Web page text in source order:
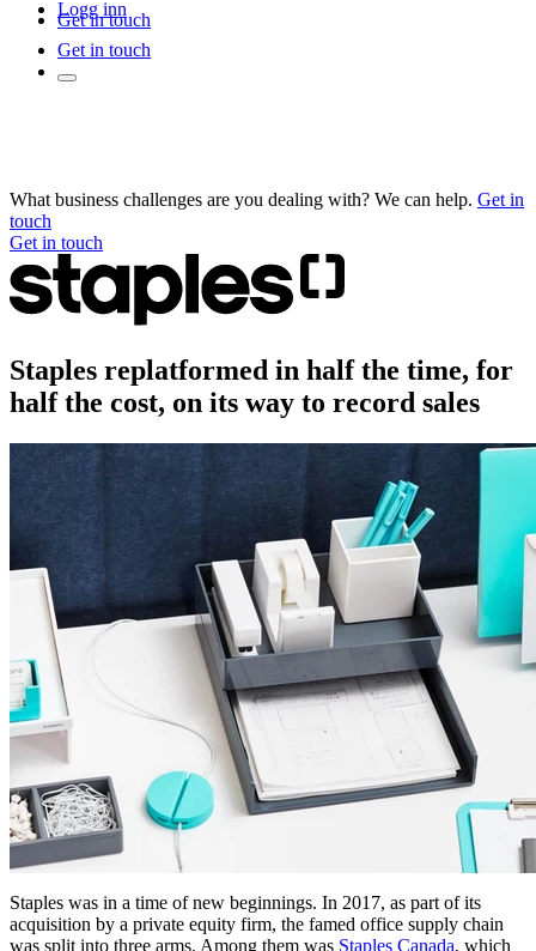
Logg inn
Get in touch
Get in touch
What business challenges are you dealing with? We can help. Get in
touch
Get in touch
Staples replatformed in half the time, for
half the cost, on its way to record sales
Staples was in a time of new beginnings. In 2017, as part of its
acquisition by a private equity firm, the famed office supply chain
was split into three arms. Among them was Staples Canada, which